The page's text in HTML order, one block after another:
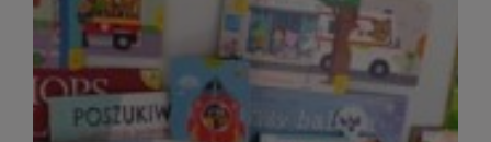
W tej sekcji prezentujemy najnowsze książki,
audiobooki oraz filmy, które właśnie trafiły do
zbiorów Miejskiej Biblioteki Publicznej w
Starachowicach. Regularnie aktualizujemy listę,